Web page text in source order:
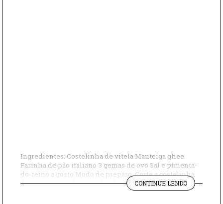
Ingredientes: Costelinha de vitela Manteiga ghee
Farinha de pão italiano 3 gemas de ovo Sal e pimenta-
do-reino a gosto Modo de preparo: Corte a costelinha
de vitela em pedaços individuais, retirando o excesso
de gordura. Com um martelo de carne ou fundo de
CONTINUE LENDO"VITELA
À